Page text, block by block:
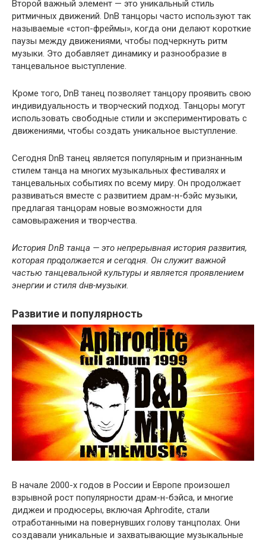
Второй важный элемент — это уникальный стиль
ритмичных движений. DnB танцоры часто используют так
называемые «стоп-фреймы», когда они делают короткие
паузы между движениями, чтобы подчеркнуть ритм
музыки. Это добавляет динамику и разнообразие в
танцевальное выступление.
Кроме того, DnB танец позволяет танцору проявить свою
индивидуальность и творческий подход. Танцоры могут
использовать свободные стили и экспериментировать с
движениями, чтобы создать уникальное выступление.
Сегодня DnB танец является популярным и признанным
стилем танца на многих музыкальных фестивалях и
танцевальных событиях по всему миру. Он продолжает
развиваться вместе с развитием драм-н-бэйс музыки,
предлагая танцорам новые возможности для
самовыражения и творчества.
История DnB танца — это непрерывная история развития,
которая продолжается и сегодня. Он служит важной
частью танцевальной культуры и является проявлением
энергии и стиля dнв-музыки.
Развитие и популярность
В начале 2000-х годов в России и Европе произошел
взрывной рост популярности драм-н-бэйса, и многие
диджеи и продюсеры, включая Aphrodite, стали
отработанными на повернувших голову танцполах. Они
создавали уникальные и захватывающие музыкальные